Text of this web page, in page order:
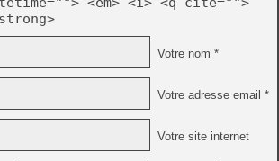
Votre nom *
Votre adresse email *
Votre site internet